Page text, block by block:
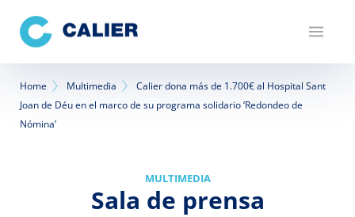
contenido
principal
Sobrescribir
enlaces
Home Multimedia
Calier dona más de 1.700€ al Hospital Sant
Joan de Déu en el marco de su programa solidario ‘Redondeo de
Nómina’
MULTIMEDIA
Sala de prensa